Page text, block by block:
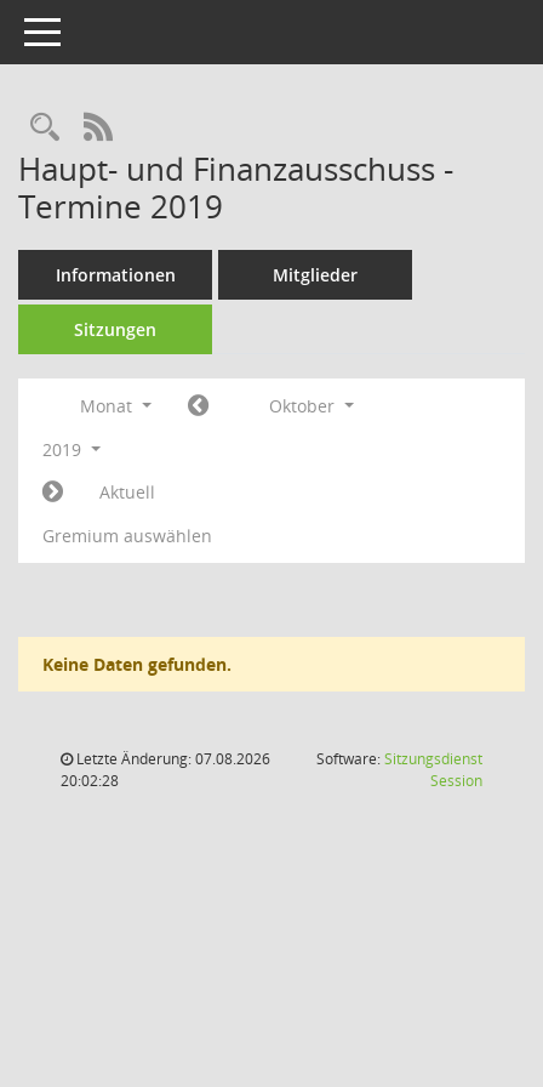
Toggle navigation
Rechercheauswahl
RSS-Feed
Haupt- und Finanzausschuss -
Termine 2019
Informationen Mitglieder
Sitzungen
Monat
Oktober
2019
Aktuell
Gremium auswählen
Keine Daten gefunden.
Letzte Änderung: 07.08.2026
20:02:28
Software:Sitzungsdienst
Session(Wird in